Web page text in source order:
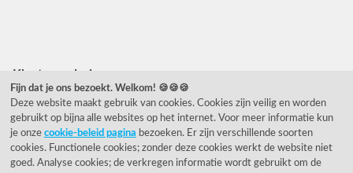
Klantwaardering
"Zeer goed" - eKomi.nl
Cijfer: 9.2 (25540 recensies)
Fijn dat je ons bezoekt. Welkom! 🍪🍪🍪
Deze website maakt gebruik van cookies. Cookies zijn veilig en worden
gebruikt op bijna alle websites op het internet. Voor meer informatie kun
je onze cookie-beleid pagina bezoeken. Er zijn verschillende soorten
cookies. Functionele cookies; zonder deze cookies werkt de website niet
goed. Analyse cookies; de verkregen informatie wordt gebruikt om de